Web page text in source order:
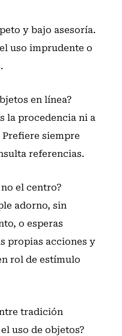
y bajo asesoría.
uso imprudente o
en línea?
la procedencia ni a
siempre
referencias.
el centro?
adorno, sin
o esperas
propias acciones y
rol de estímulo
tradición
uso de objetos?